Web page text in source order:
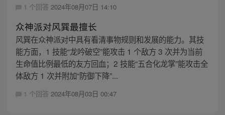
1 个回答 2024年08月07日 14:10
众神派对风巽最擅长
风巽在众神派对中具有看清事物规则和发展的能力。其技
能方面，1 技能“龙吟破空”能攻击 1 个敌方 3 次并为当前
生命值比例最低的友方回血；2 技能“五合化龙掌”能攻击全
体敌方 1 次并附加“防御下降”...
1 个回答 2024年08月03日 00:47